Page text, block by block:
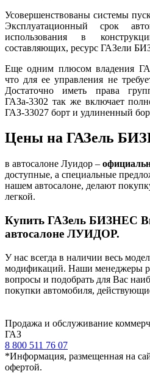
Усовершенствованы системы
Эксплуатационный срок
использования в
составляющих, ресурс ГАЗели
Еще одним плюсом владения
что для ее управления не
Достаточно иметь права
ГАЗа-3302 так же включает
ГАЗ-33027 борт и удлиненный
Цены на ГАЗель
в автосалоне Луидор –
доступные, а специальные
нашем автосалоне, делают
легкой.
Купить ГАЗель БИЗНЕС
автосалоне ЛУИДОР.
У нас всегда в наличии весь
модификаций. Наши менеджеры
вопросы и подобрать для Вас
покупки автомобиля,
Продажа и обслуживание
ГАЗ
8 800 511 76 07
*Информация, размещенная на
офертой.